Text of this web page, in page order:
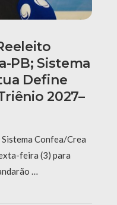
PB; Sistema
Define
2027–
Confea/Crea
feira (3) para
…